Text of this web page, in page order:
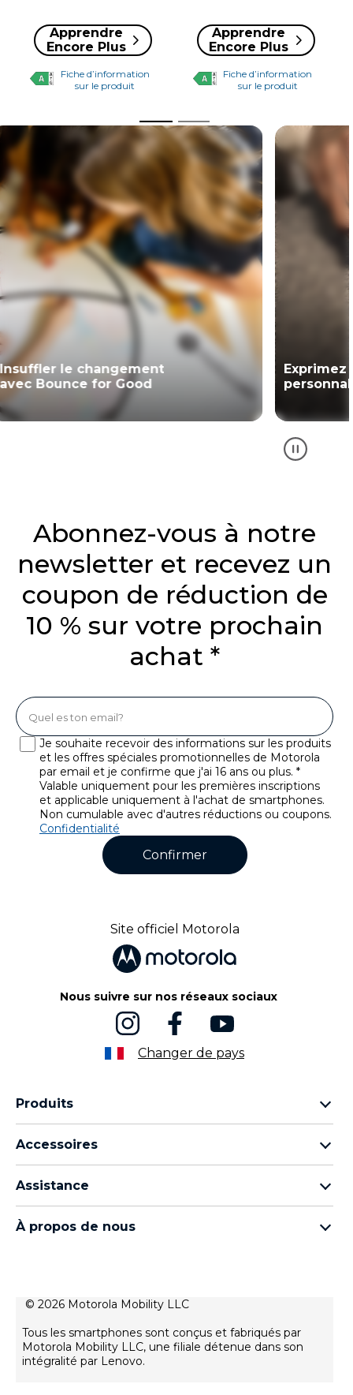
Apprendre
Encore Plus
Fiche d’information
sur le produit
Apprendre
Encore Plus
Fiche d’information
sur le produit
Insuffler le changement
avec Bounce for Good
Exprimez
Abonnez-vous à notre
newsletter et recevez un
coupon de réduction de
10 % sur votre prochain
achat *
Confirmer
Je souhaite recevoir des informations sur les produits
et les offres spéciales promotionnelles de Motorola
par email et je confirme que j'ai 16 ans ou plus. *
Valable uniquement pour les premières inscriptions
et applicable uniquement à l'achat de smartphones.
Non cumulable avec d'autres réductions ou coupons.
Confidentialité
Site officiel Motorola
Nous suivre sur nos réseaux sociaux
Changer de pays
Produits
Famille Moto g
Thinkphone by motorola
Accessoires
moto tag
Assistance
Mes commandes
Suivre votre réparation
Rescue and Smart Assistant Tool
À propos de nous
Conditions de vente
Politique de confidentialité
Innovation
© 2026 Motorola Mobility LLC
Tous les smartphones sont conçus et fabriqués par
Motorola Mobility LLC, une filiale détenue dans son
intégralité par Lenovo.